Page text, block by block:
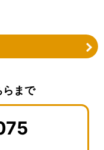
らまで